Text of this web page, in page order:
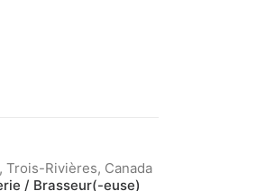
Rivières, Canada
/ Brasseur(-euse)